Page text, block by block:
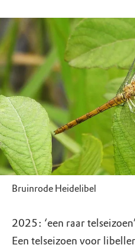
Bruinrode Heidelibel
2025: ‘een raar telseizoen’
Een telseizoen voor